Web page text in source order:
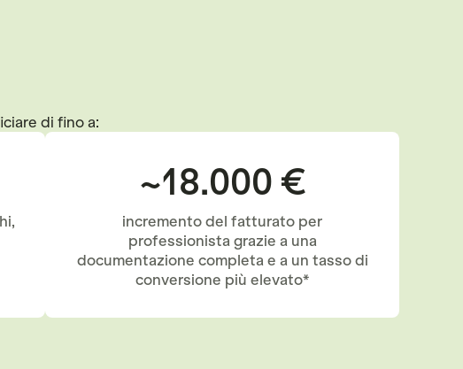
di fino a:
~18.000 €
incremento del fatturato per
professionista grazie a una
documentazione completa e a un tasso di
conversione più elevato*